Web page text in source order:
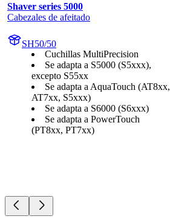
Shaver series 5000
Cabezales de afeitado
SH50/50
Cuchillas MultiPrecision
Se adapta a S5000 (S5xxx),
excepto S55xx
Se adapta a AquaTouch (AT8xx,
AT7xx, S5xxx)
Se adapta a S6000 (S6xxx)
Se adapta a PowerTouch
(PT8xx, PT7xx)